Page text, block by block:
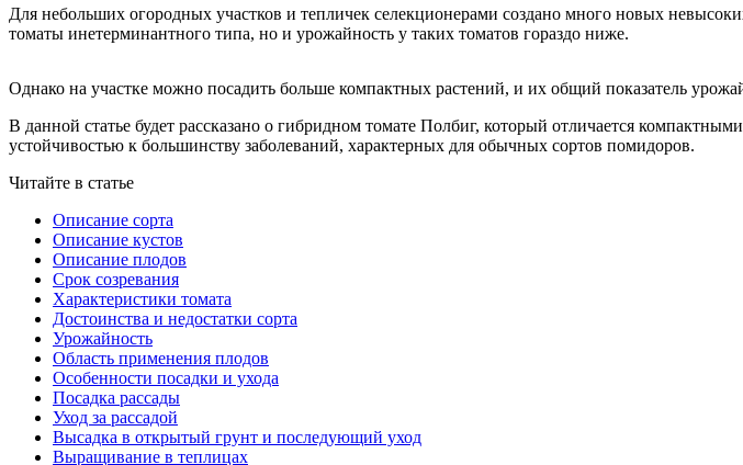
Для небольших огородных участков и тепличек селекционерами создано много новых
томаты инетерминантного типа, но и урожайность у таких томатов гораздо ниже.
Однако на участке можно посадить больше компактных растений, и их общий показатель
В данной статье будет рассказано о гибридном томате Полбиг, который отличается
устойчивостью к большинству заболеваний, характерных для обычных сортов помидоров.
Читайте в статье
Описание сорта
Описание кустов
Описание плодов
Срок созревания
Характеристики томата
Достоинства и недостатки сорта
Урожайность
Область применения плодов
Особенности посадки и ухода
Посадка рассады
Уход за рассадой
Высадка в открытый грунт и последующий уход
Выращивание в теплицах